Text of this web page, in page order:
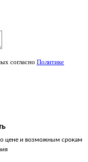
согласно Политике
цене и возможным срокам